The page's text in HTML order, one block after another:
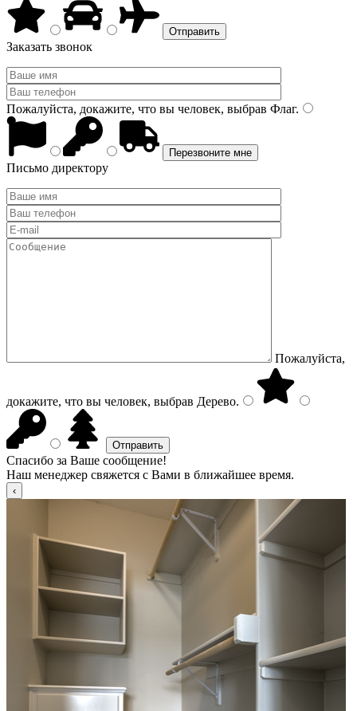
Заказать звонок
Пожалуйста, докажите, что вы человек, выбрав Флаг.
Письмо директору
Пожалуйста,
докажите, что вы человек, выбрав Дерево.
Спасибо за Ваше сообщение!
Наш менеджер свяжется с Вами в ближайшее время.